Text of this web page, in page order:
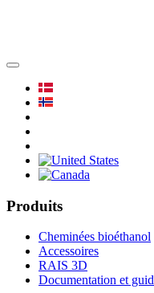
Produits
Cheminées bioéthanol
Accessoires
RAIS 3D
Documentation et